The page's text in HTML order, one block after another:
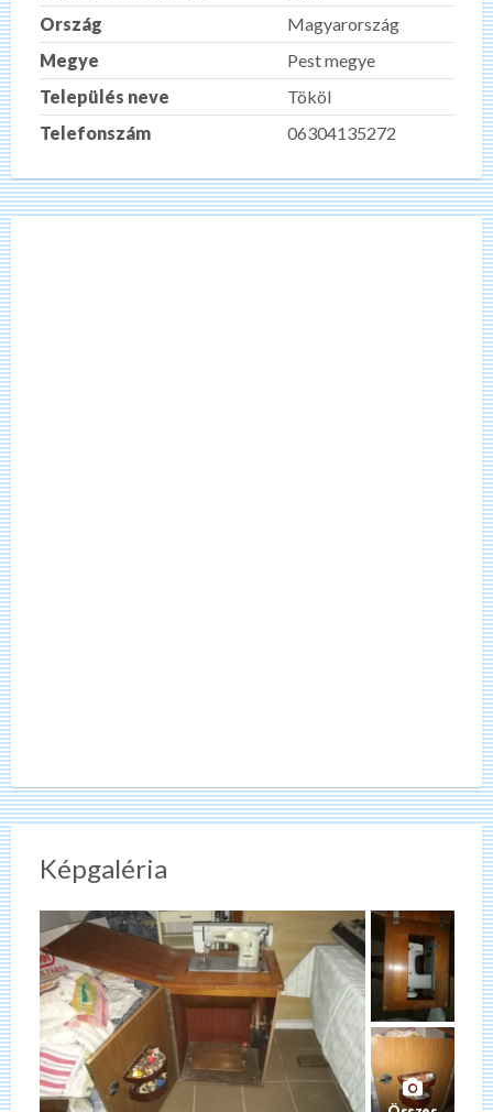
Ország
Magyarország
Megye
Pest megye
Település neve
Tököl
Telefonszám
06304135272
Képgaléria